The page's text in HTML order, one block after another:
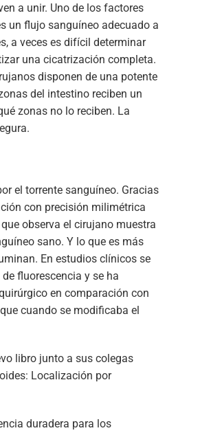
a unir. Uno de los factores
un flujo sanguíneo adecuado a
a veces es difícil determinar
una cicatrización completa.
disponen de una potente
del intestino reciben un
zonas no lo reciben. La
el torrente sanguíneo. Gracias
con precisión milimétrica
observa el cirujano muestra
sano. Y lo que es más
En estudios clínicos se
fluorescencia y se ha
en comparación con
cuando se modificaba el
libro junto a sus colegas
Localización por
duradera para los